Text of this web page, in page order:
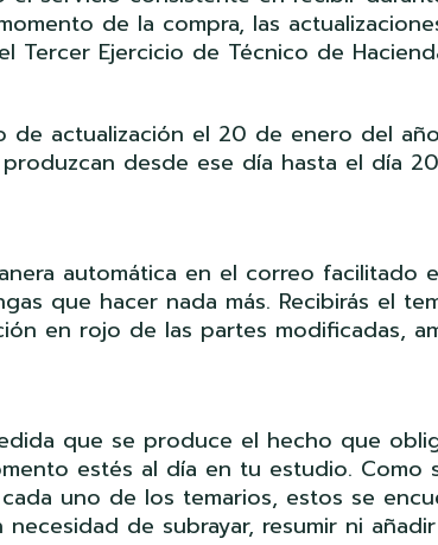
de la compra, las
Tercer Ejercicio de Técnico de
de actualización el 20 de enero del
desde ese día hasta el día
automática en el correo facilitado
que hacer nada más. Recibirás el
en rojo de las partes modificadas,
que se produce el hecho que
estés al día en tu estudio. Como
uno de los temarios, estos se
de subrayar, resumir ni